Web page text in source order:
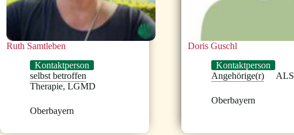
Ruth Samtleben
Kontaktperson
selbst betroffen
Therapie, LGMD
Oberbayern
Doris Guschl
Kontaktperson
Angehörige(r)
ALS
Oberbayern